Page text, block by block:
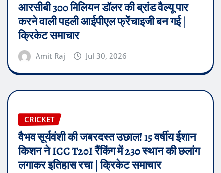
आरसीबी 300 मिलियन डॉलर की ब्रांड वैल्यू पार
करने वाली पहली आईपीएल फ्रेंचाइजी बन गई |
क्रिकेट समाचार
Amit Raj Jul 30, 2026
CRICKET
वैभव सूर्यवंशी की जबरदस्त उछाल! 15 वर्षीय ईशान
किशन ने ICC T20I रैंकिंग में 230 स्थान की छलांग
लगाकर इतिहास रचा | क्रिकेट समाचार